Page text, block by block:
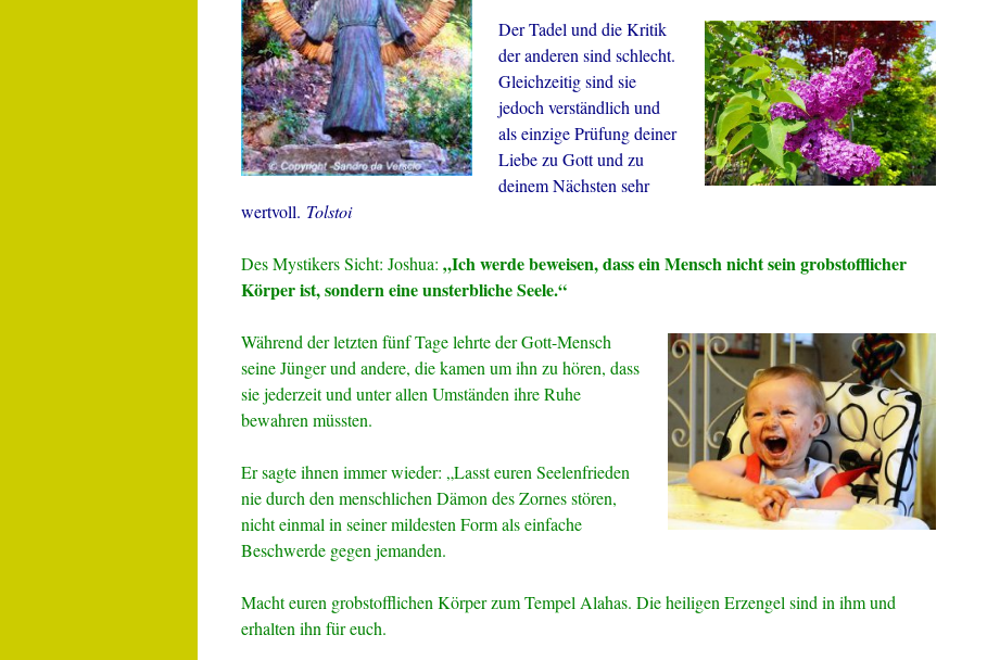
Der Tadel und die Kritik
der anderen sind schlecht.
Gleichzeitig sind sie
jedoch verständlich und
als einzige Prüfung deiner
Liebe zu Gott und zu
deinem Nächsten sehr
wertvoll. Tolstoi
Des Mystikers Sicht: Joshua: „Ich werde beweisen, dass ein Mensch nicht sein grobstofflicher
Körper ist, sondern eine unsterbliche Seele.“
Während der letzten fünf Tage lehrte der Gott-Mensch
seine Jünger und andere, die kamen um ihn zu hören, dass
sie jederzeit und unter allen Umständen ihre Ruhe
bewahren müssten.
Er sagte ihnen immer wieder: „Lasst euren Seelenfrieden
nie durch den menschlichen Dämon des Zornes stören,
nicht einmal in seiner mildesten Form als einfache
Beschwerde gegen jemanden.
Macht euren grobstofflichen Körper zum Tempel Alahas. Die heiligen Erzengel sind in ihm und
erhalten ihn für euch.